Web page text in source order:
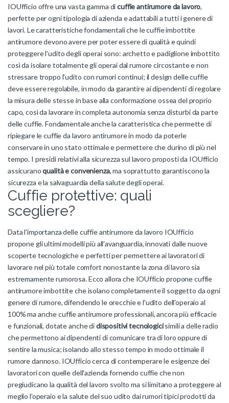
IOUfficio offre una vasta gamma dicuffie antirumore da lavoro,
perfette per ogni tipologia di azienda e adattabili a tutti i genere di
lavori. Le caratteristiche fondamentali che le cuffie imbottite
antirumore devono avere per poter essere di qualità e quindi
proteggere l'udito degli operai sono: archetto e padiglione imbottito
così da isolare totalmente gli operai dal rumore circostante e non
stressare troppo l'udito con rumori continui; il design delle cuffie
deve essere regolabile, in modo da garantire ai dipendenti di regolare
la misura delle stesse in base alla conformazione ossea del proprio
capo, così da lavorare in completa autonomia senza disturbi da parte
delle cuffie. Fondamentale anche la caratteristica che permette di
ripiegare le cuffie da lavoro antirumore in modo da poterle
conservare in uno stato ottimale e permettere che durino di più nel
tempo. I presidi relativi alla sicurezza sul lavoro proposti da IOUfficio
assicuranoqualità e convenienza, ma soprattutto garantiscono la
sicurezza e la salvaguardia della salute degli operai.
Cuffie protettive: quali
scegliere?
Data l'importanza delle cuffie antirumore da lavoro IOUfficio
propone gli ultimi modelli più all'avanguardia, innovati dalle nuove
scoperte tecnologiche e perfetti per permettere ai lavoratori di
lavorare nel più totale comfort nonostante la zona di lavoro sia
estremamente rumorosa. Ecco allora che IOUfficio propone cuffie
antirumore imbottite che isolano completamente il soggetto da ogni
genere di rumore, difendendo le orecchie e l'udito dell'operaio al
100% ma anche cuffie antirumore professionali, ancora più efficacie
e funzionali, dotate anche didispositivi tecnologicisimili a delle radio
che permettono ai dipendenti di comunicare tra di loro oppure di
sentire la musica; isolando allo stesso tempo in modo ottimale il
rumore dannoso. IOUfficio cerca di contemperare le esigenze dei
lavoratori con quelle dell'azienda fornendo cuffie che non
pregiudicano la qualità del lavoro svolto ma si limitano a proteggere al
meglio l'operaio e la salute del suo udito dai rumori tipici prodotti da